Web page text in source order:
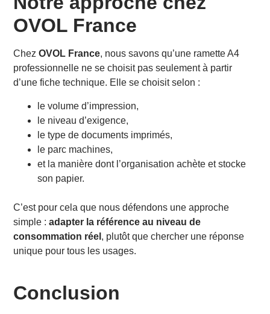
OVOL France
ChezOVOL France, nous savons qu’une ramette A4
professionnelle ne se choisit pas seulement à partir
d’une fiche technique. Elle se choisit selon :
le volume d’impression,
le niveau d’exigence,
le type de documents imprimés,
le parc machines,
et la manière dont l’organisation achète et stocke
son papier.
C’est pour cela que nous défendons une approche
simple :adapter la référence au niveau de
consommation réel , plutôt que chercher une réponse
unique pour tous les usages.
Conclusion